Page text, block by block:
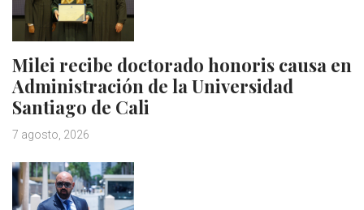
Milei recibe doctorado honoris causa en
Administración de la Universidad
Santiago de Cali
7 agosto, 2026